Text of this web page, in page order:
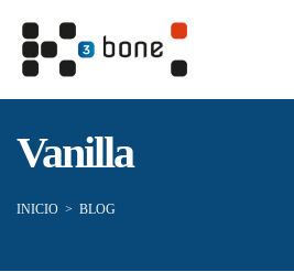
Vanilla
INICIO > BLOG